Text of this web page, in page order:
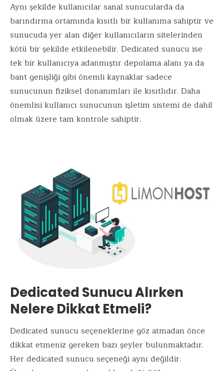
Aynı şekilde kullanıcılar sanal sunucularda da
barındırma ortamında kısıtlı bir kullanıma sahiptir ve
sunucuda yer alan diğer kullanıcıların sitelerinden
kötü bir şekilde etkilenebilir. Dedicated sunucu ise
tek bir kullanıcıya adanmıştır depolama alanı ya da
bant genişliği gibi önemli kaynaklar sadece
sunucunun fiziksel donanımları ile kısıtlıdır. Daha
önemlisi kullanıcı sunucunun işletim sistemi de dahil
olmak üzere tam kontrole sahiptir.
Dedicated Sunucu Alırken
Nelere Dikkat Etmeli?
Dedicated sunucu seçeneklerine göz atmadan önce
dikkat etmeniz gereken bazı şeyler bulunmaktadır.
Her dedicated sunucu seçeneği aynı değildir.